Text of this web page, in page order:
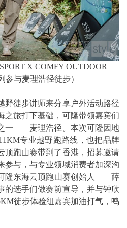
X COMFY OUTDOOR
参与麦理浩径徒步）
野徒步讲师来分享户外活动路径
之旅打下基础，可隆带领嘉宾们
一——麦理浩径。本次可隆因地
专业越野跑路线，也把品牌
顶跑山赛带到了香港，招募邀请
参与，与专业领域消费者加深沟
隆东海云顶跑山赛创始人——薛
的选手们做赛前宣导，并与钟欣
徒步体验组嘉宾加油打气，鸣